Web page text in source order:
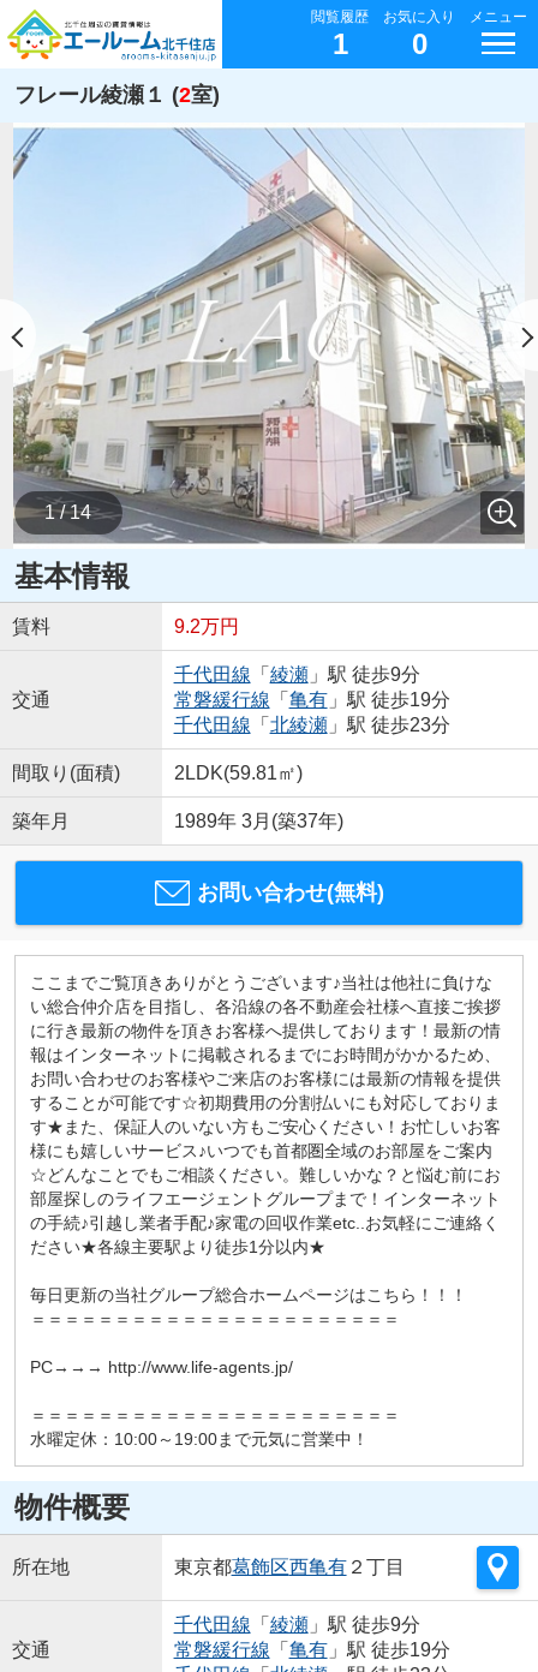
閲覧履歴
1
お気に入り
0
メニュー
フレール綾瀬１ (2室)
1 / 14
基本情報
賃料 9.2万円
交通
千代田線 「 綾瀬」駅 徒歩9分
常磐緩行線 「 亀有」駅 徒歩19分
千代田線 「 北綾瀬」駅 徒歩23分
間取り(面積) 2LDK(59.81㎡)
築年月 1989年 3月(築37年)
お問い合わせ(無料)
ここまでご覧頂きありがとうございます♪当社は他社に負けな
い総合仲介店を目指し、各沿線の各不動産会社様へ直接ご挨拶
に行き最新の物件を頂きお客様へ提供しております！最新の情
報はインターネットに掲載されるまでにお時間がかかるため、
お問い合わせのお客様やご来店のお客様には最新の情報を提供
することが可能です☆初期費用の分割払いにも対応しておりま
す★また、保証人のいない方もご安心ください！お忙しいお客
様にも嬉しいサービス♪いつでも首都圏全域のお部屋をご案内
☆どんなことでもご相談ください。難しいかな？と悩む前にお
部屋探しのライフエージェントグループまで！インターネット
の手続♪引越し業者手配♪家電の回収作業etc..お気軽にご連絡く
ださい★各線主要駅より徒歩1分以内★
毎日更新の当社グループ総合ホームページはこちら！！！
＝＝＝＝＝＝＝＝＝＝＝＝＝＝＝＝＝＝＝＝＝＝
PC→→→ http://www.life-agents.jp/
＝＝＝＝＝＝＝＝＝＝＝＝＝＝＝＝＝＝＝＝＝＝
水曜定休：10:00～19:00まで元気に営業中！
物件概要
所在地 東京都葛飾区西亀有２丁目
交通
千代田線 「 綾瀬」駅 徒歩9分
常磐緩行線 「 亀有」駅 徒歩19分